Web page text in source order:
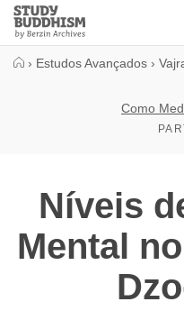
Close
Study
Buddhism
› Estudos Avançados ›
Como
Níveis
Mental